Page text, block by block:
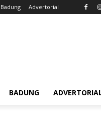
Badung Advertorial
BADUNG